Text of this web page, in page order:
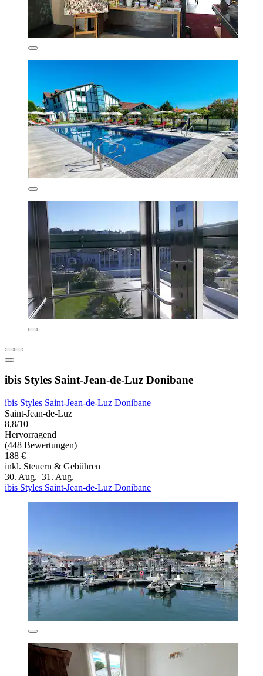
ibis Styles Saint-Jean-de-Luz Donibane
ibis Styles Saint-Jean-de-Luz Donibane
Saint-Jean-de-Luz
8,8/10
Hervorragend
(448 Bewertungen)
188 €
inkl. Steuern & Gebühren
30. Aug.–31. Aug.
ibis Styles Saint-Jean-de-Luz Donibane